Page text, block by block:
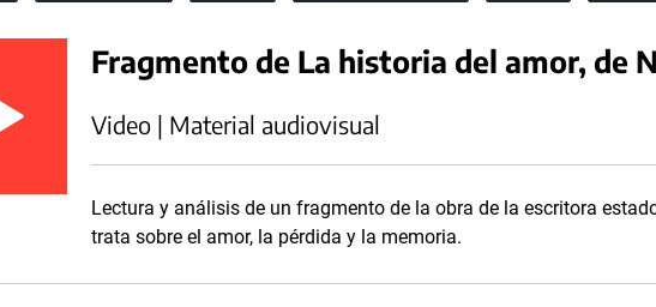
Fragmento de La historia del amor, de
Video | Material audiovisual
Lectura y análisis de un fragmento de la obra de la escritora
trata sobre el amor, la pérdida y la memoria.